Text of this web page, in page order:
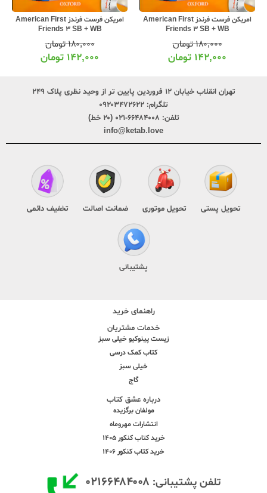
امریکن فرست فرندز American First
Friends 3 SB + WB
۱۸۰,۰۰۰تومان
۱۴۲,۰۰۰ تومان
امریکن فرست فرندز American First
Friends 3 SB + WB
۱۸۰,۰۰۰تومان
۱۴۲,۰۰۰ تومان
تهران انقلاب خیابان ۱۲ فروردین پایین تر از وحید نظری پلاک ۲۴۹
تلگرام: ۰۹۲۰۳۴۷۲۶۲۲
تلفن: ۶۶۴۸۴۰۰۸-۰۲۱ (۲۰ خط)
info@ketab.love
تحویل پستی تحویل موتوری ضمانت اصالت تخفیف دائمی
پشتیبانی
راهنمای خرید
خدمات مشتریان
زیست پینوکیو خیلی سبز
کتاب کمک درسی
خیلی سبز
گاج
درباره عشق کتاب
مولفان برگزیده
انتشارات مهروماه
خرید کتاب کنکور 1405
خرید کتاب کنکور 1406
تلفن پشتیبانی: ۰۲۱۶۶۴۸۴۰۰۸